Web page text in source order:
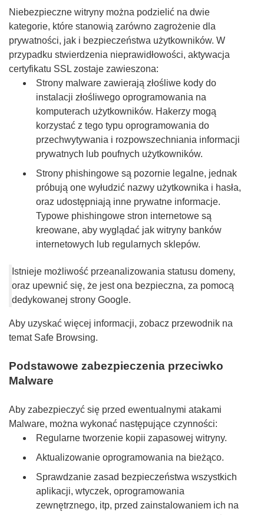
Niebezpieczne witryny można podzielić na dwie
kategorie, które stanowią zarówno zagrożenie dla
prywatności, jak i bezpieczeństwa użytkowników. W
przypadku stwierdzenia nieprawidłowości, aktywacja
certyfikatu SSL zostaje zawieszona:
Strony malware zawierają złośliwe kody do
instalacji złośliwego oprogramowania na
komputerach użytkowników. Hakerzy mogą
korzystać z tego typu oprogramowania do
przechwytywania i rozpowszechniania informacji
prywatnych lub poufnych użytkowników.
Strony phishingowe są pozornie legalne, jednak
próbują one wyłudzić nazwy użytkownika i hasła,
oraz udostępniają inne prywatne informacje.
Typowe phishingowe stron internetowe są
kreowane, aby wyglądać jak witryny banków
internetowych lub regularnych sklepów.
Istnieje możliwość przeanalizowania statusu domeny,
oraz upewnić się, że jest ona bezpieczna, za pomocą
dedykowanej strony Google.
Aby uzyskać więcej informacji, zobacz przewodnik na
temat Safe Browsing.
Podstawowe zabezpieczenia przeciwko
Malware
Aby zabezpieczyć się przed ewentualnymi atakami
Malware, można wykonać następujące czynności:
Regularne tworzenie kopii zapasowej witryny.
Aktualizowanie oprogramowania na bieżąco.
Sprawdzanie zasad bezpieczeństwa wszystkich
aplikacji, wtyczek, oprogramowania
zewnętrznego, itp, przed zainstalowaniem ich na